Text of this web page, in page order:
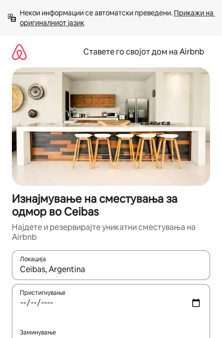
содржина
Некои информации се автоматски преведени. Прикажи на
оригиналниот јазик
Ставете го својот дом на Airbnb
Изнајмување на сместувања за
одмор во Ceibas
Најдете и резервирајте уникатни сместувања на
Airbnb
Локација
Кога резултатите се достапни, движете се со копчињата
Пристигнување
Заминување